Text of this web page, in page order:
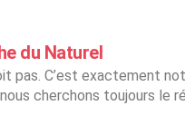
du Naturel
pas. C’est exactement
cherchons toujours le